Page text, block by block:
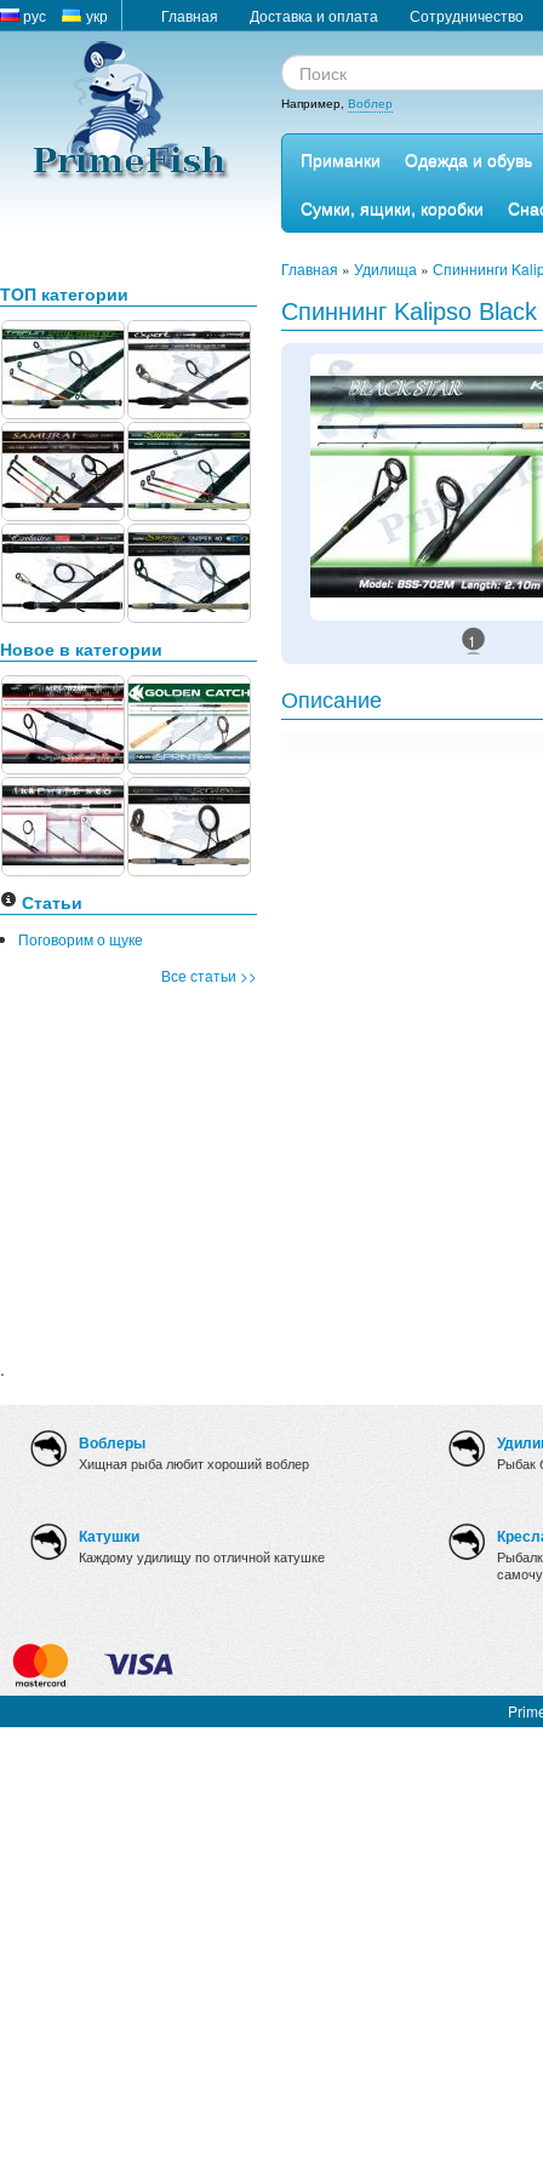
рус укр Главная Доставка и оплата Сотрудничество
Например, Воблер
Приманки
Одежда и обувь
Сумки, ящики, коробки
ТОП категории
Новое в категории
Статьи
Поговорим о щуке
Все статьи >>
.
Главная » Удилища » Спиннинги
Спиннинг Kalipso
1
Описание
Воблеры
Хищная рыба любит хороший воблер
Катушки
Каждому удилищу по отличной катушке
Рыбак